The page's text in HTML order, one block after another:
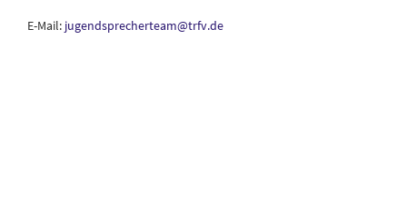
E-Mail: jugendsprecherteam@trfv.de